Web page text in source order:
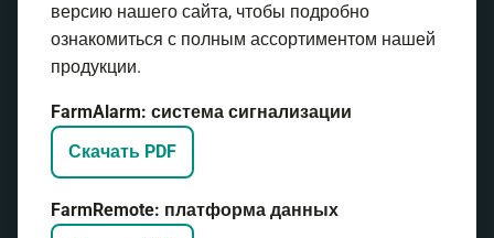
версию нашего сайта, чтобы подробно
ознакомиться с полным ассортиментом нашей
продукции.
FarmAlarm: система сигнализации
Скачать PDF
FarmRemote: платформа данных